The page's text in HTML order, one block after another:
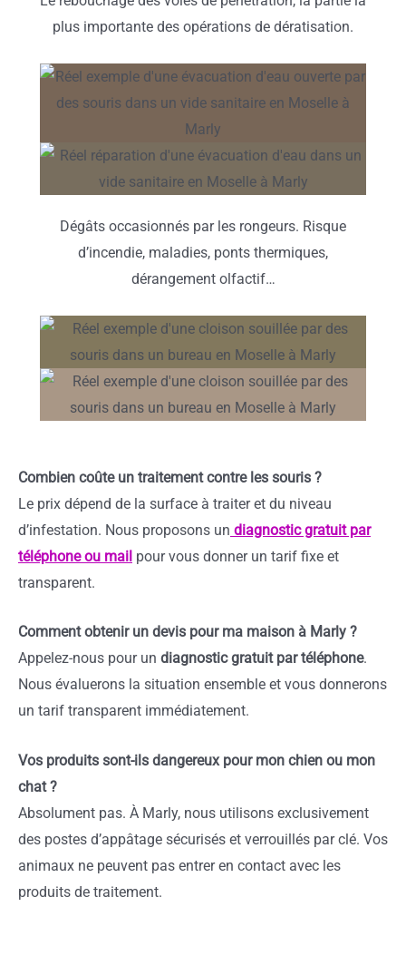
plus importante des opérations de dératisation.
Dégâts occasionnés par les rongeurs. Risque
d’incendie, maladies, ponts thermiques,
dérangement olfactif…
Combien coûte un traitement contre les souris ?
Le prix dépend de la surface à traiter et du niveau
d’infestation. Nous proposons un diagnostic gratuit par
téléphone ou mail pour vous donner un tarif fixe et
transparent.
Comment obtenir un devis pour ma maison à Marly ?
Appelez-nous pour un diagnostic gratuit par téléphone.
Nous évaluerons la situation ensemble et vous donnerons
un tarif transparent immédiatement.
Vos produits sont-ils dangereux pour mon chien ou mon
chat ?
Absolument pas. À Marly, nous utilisons exclusivement
des postes d’appâtage sécurisés et verrouillés par clé. Vos
animaux ne peuvent pas entrer en contact avec les
produits de traitement.